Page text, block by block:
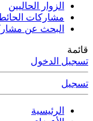
الزوار الحاليين
مشاركات
البحث عن
قائمة
تسجيل الدخول
تسجيل
الرئيسية